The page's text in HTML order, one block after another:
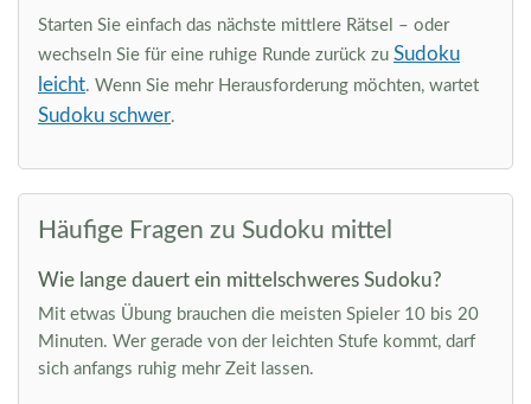
Starten Sie einfach das nächste mittlere Rätsel – oder
wechseln Sie für eine ruhige Runde zurück zu Sudoku
leicht. Wenn Sie mehr Herausforderung möchten, wartet
Sudoku schwer.
Häufige Fragen zu Sudoku mittel
Wie lange dauert ein mittelschweres Sudoku?
Mit etwas Übung brauchen die meisten Spieler 10 bis 20
Minuten. Wer gerade von der leichten Stufe kommt, darf
sich anfangs ruhig mehr Zeit lassen.